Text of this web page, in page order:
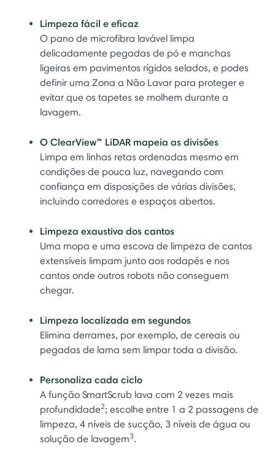
Limpeza fácil e eficaz
O pano de microfibra lavável limpa
delicadamente pegadas de pó e manchas
ligeiras em pavimentos rígidos selados, e podes
definir uma Zona a Não Lavar para proteger e
evitar que os tapetes se molhem durante a
lavagem.
O ClearView™ LiDAR mapeia as divisões
Limpa em linhas retas ordenadas mesmo em
condições de pouca luz, navegando com
confiança em disposições de várias divisões,
incluindo corredores e espaços abertos.
Limpeza exaustiva dos cantos
Uma mopa e uma escova de limpeza de cantos
extensíveis limpam junto aos rodapés e nos
cantos onde outros robots não conseguem
chegar.
Limpeza localizada em segundos
Elimina derrames, por exemplo, de cereais ou
pegadas de lama sem limpar toda a divisão.
Personaliza cada ciclo
A função SmartScrub lava com 2 vezes mais
profundidade2; escolhe entre 1 a 2 passagens de
limpeza, 4 níveis de sucção, 3 níveis de água ou
solução de lavagem3.